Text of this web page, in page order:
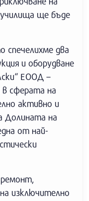
ще бъде
спечелихме два
и оборудване
ЕООД –
в сферата на
активно и
Долината на
от най-
изключително